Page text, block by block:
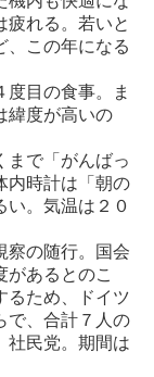
疲れる。若いと
、この年になる
度目の食事。ま
緯度が高いの
まで「がんばっ
内時計は「朝の
い。気温は２０
察の随行。国会
があるとのこ
るため、ドイツ
で、合計７人の
社民党。期間は